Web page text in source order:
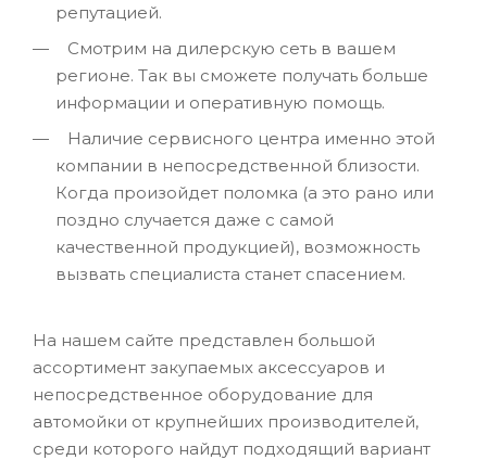
репутацией.
Смотрим на дилерскую сеть в вашем
регионе. Так вы сможете получать больше
информации и оперативную помощь.
Наличие сервисного центра именно этой
компании в непосредственной близости.
Когда произойдет поломка (а это рано или
поздно случается даже с самой
качественной продукцией), возможность
вызвать специалиста станет спасением.
На нашем сайте представлен большой
ассортимент закупаемых аксессуаров и
непосредственное оборудование для
автомойки от крупнейших производителей,
среди которого найдут подходящий вариант